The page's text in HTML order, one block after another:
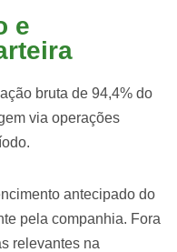
e
bruta de 94,4% do
via operações
antecipado do
pela companhia. Fora
relevantes na